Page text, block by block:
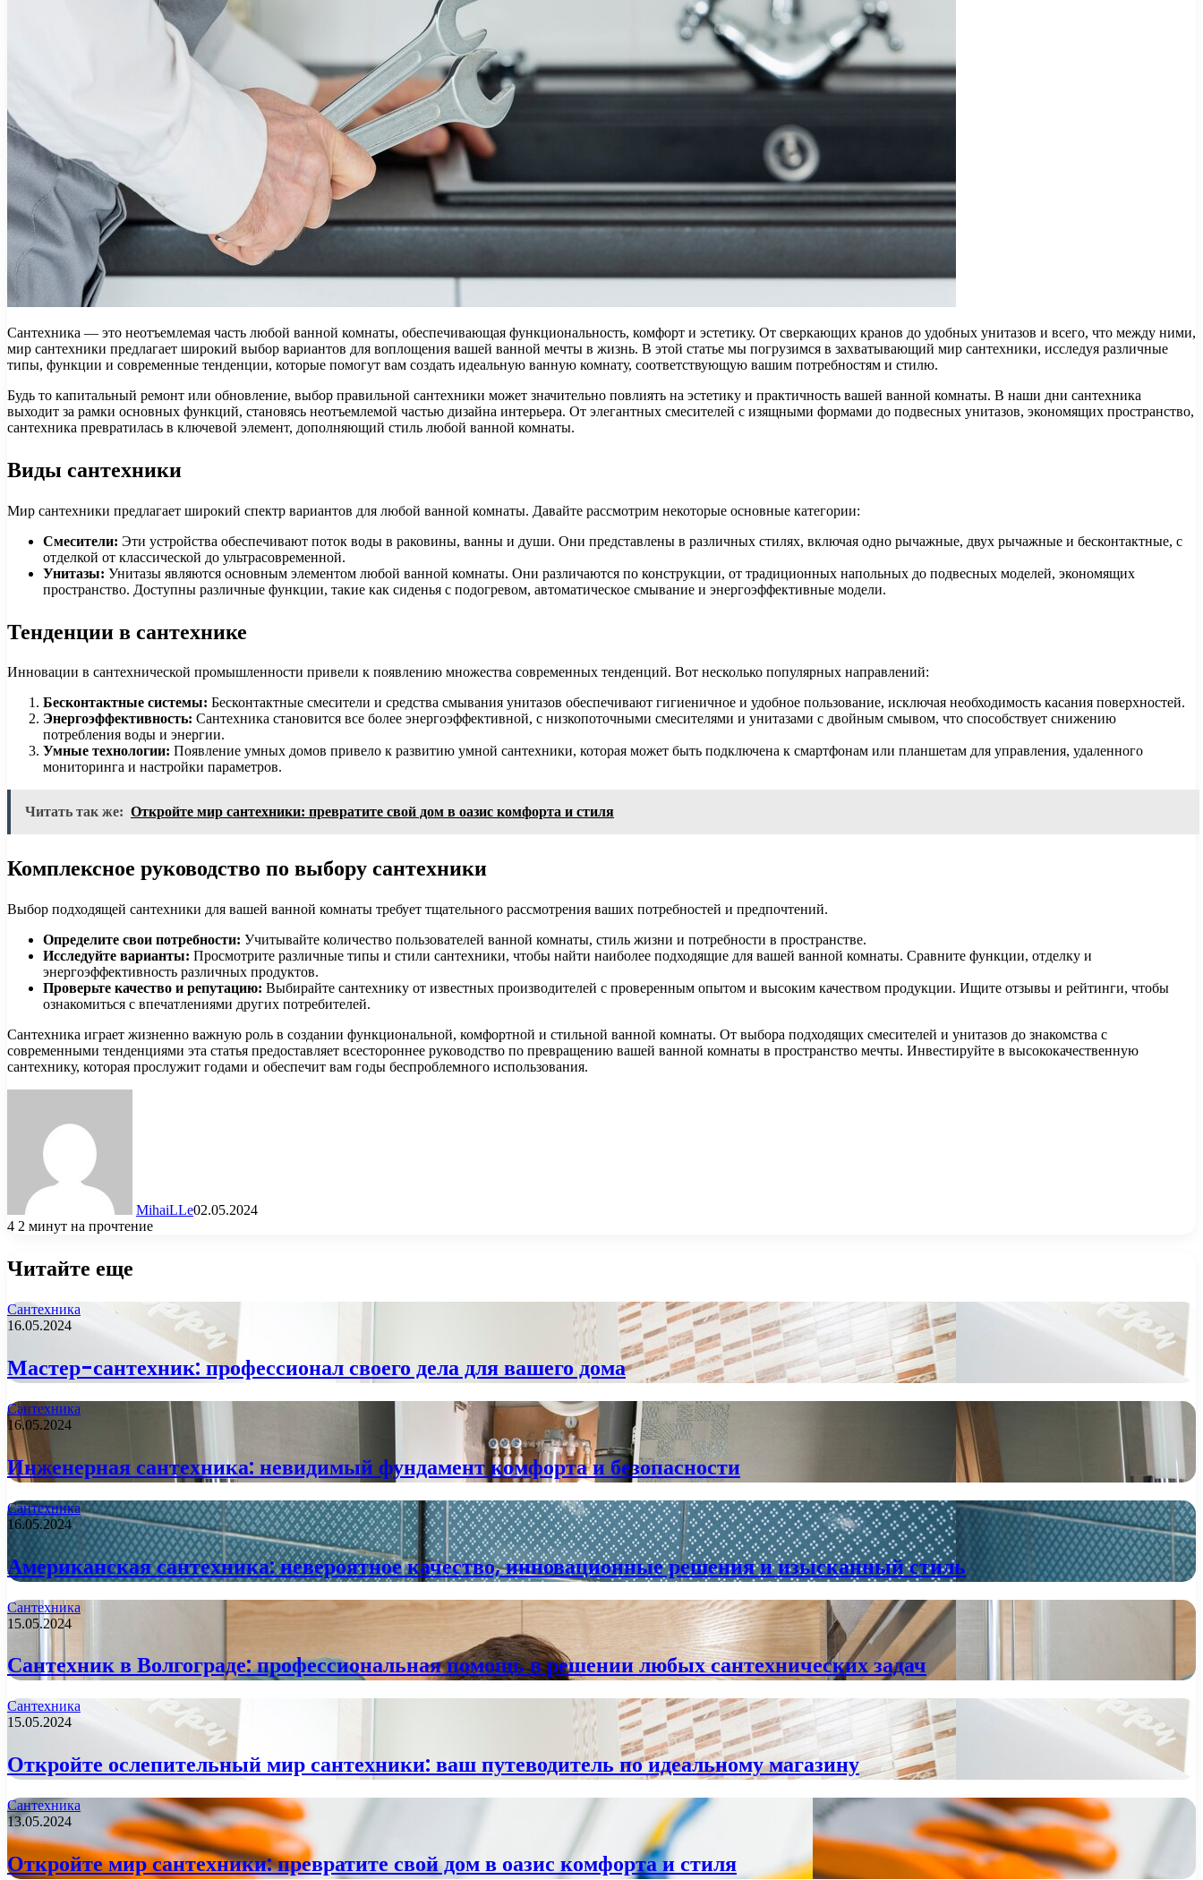
Сантехника — это неотъемлемая часть любой ванной комнаты, обеспечивающая функциональность, комфорт и эстетику. От сверкающих кранов до удобных унитазов и всего, что между ними,
мир сантехники предлагает широкий выбор вариантов для воплощения вашей ванной мечты в жизнь. В этой статье мы погрузимся в захватывающий мир сантехники, исследуя различные
типы, функции и современные тенденции, которые помогут вам создать идеальную ванную комнату, соответствующую вашим потребностям и стилю.
Будь то капитальный ремонт или обновление, выбор правильной сантехники может значительно повлиять на эстетику и практичность вашей ванной комнаты. В наши дни сантехника
выходит за рамки основных функций, становясь неотъемлемой частью дизайна интерьера. От элегантных смесителей с изящными формами до подвесных унитазов, экономящих пространство,
сантехника превратилась в ключевой элемент, дополняющий стиль любой ванной комнаты.
Виды сантехники
Мир сантехники предлагает широкий спектр вариантов для любой ванной комнаты. Давайте рассмотрим некоторые основные категории:
Смесители: Эти устройства обеспечивают поток воды в раковины, ванны и души. Они представлены в различных стилях, включая одно рычажные, двух рычажные и бесконтактные, с
отделкой от классической до ультрасовременной.
Унитазы: Унитазы являются основным элементом любой ванной комнаты. Они различаются по конструкции, от традиционных напольных до подвесных моделей, экономящих
пространство. Доступны различные функции, такие как сиденья с подогревом, автоматическое смывание и энергоэффективные модели.
Тенденции в сантехнике
Инновации в сантехнической промышленности привели к появлению множества современных тенденций. Вот несколько популярных направлений:
Бесконтактные системы: Бесконтактные смесители и средства смывания унитазов обеспечивают гигиеничное и удобное пользование, исключая необходимость касания поверхностей.
Энергоэффективность: Сантехника становится все более энергоэффективной, с низкопоточными смесителями и унитазами с двойным смывом, что способствует снижению
потребления воды и энергии.
Умные технологии: Появление умных домов привело к развитию умной сантехники, которая может быть подключена к смартфонам или планшетам для управления, удаленного
мониторинга и настройки параметров.
Читать так же: Откройте мир сантехники: превратите свой дом в оазис комфорта и стиля
Комплексное руководство по выбору сантехники
Выбор подходящей сантехники для вашей ванной комнаты требует тщательного рассмотрения ваших потребностей и предпочтений.
Определите свои потребности: Учитывайте количество пользователей ванной комнаты, стиль жизни и потребности в пространстве.
Исследуйте варианты: Просмотрите различные типы и стили сантехники, чтобы найти наиболее подходящие для вашей ванной комнаты. Сравните функции, отделку и
энергоэффективность различных продуктов.
Проверьте качество и репутацию: Выбирайте сантехнику от известных производителей с проверенным опытом и высоким качеством продукции. Ищите отзывы и рейтинги, чтобы
ознакомиться с впечатлениями других потребителей.
Сантехника играет жизненно важную роль в создании функциональной, комфортной и стильной ванной комнаты. От выбора подходящих смесителей и унитазов до знакомства с
современными тенденциями эта статья предоставляет всестороннее руководство по превращению вашей ванной комнаты в пространство мечты. Инвестируйте в высококачественную
сантехнику, которая прослужит годами и обеспечит вам годы беспроблемного использования.
MihaiLLe02.05.2024
4 2 минут на прочтение
Читайте еще
Сантехника
16.05.2024
Мастер-сантехник: профессионал своего дела для вашего дома
Сантехника
16.05.2024
Инженерная сантехника: невидимый фундамент комфорта и безопасности
Сантехника
16.05.2024
Американская сантехника: невероятное качество, инновационные решения и изысканный стиль
Сантехника
15.05.2024
Сантехник в Волгограде: профессиональная помощь в решении любых сантехнических задач
Сантехника
15.05.2024
Откройте ослепительный мир сантехники: ваш путеводитель по идеальному магазину
Сантехника
13.05.2024
Откройте мир сантехники: превратите свой дом в оазис комфорта и стиля